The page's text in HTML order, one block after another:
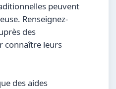
peuvent
Renseignez-
des
connaître leurs
des aides